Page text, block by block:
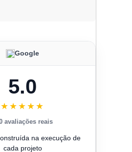
Google
5.0
★★★★★
avaliações reais
na execução de
cada projeto